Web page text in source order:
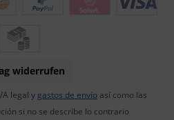
widerrufen
legal y gastos de envío así como las
si no se describe lo contrario